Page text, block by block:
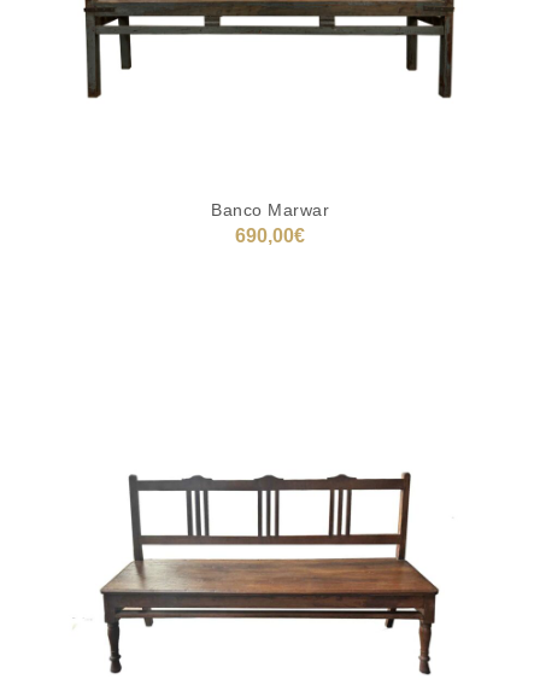
Banco Marwar
690,00€